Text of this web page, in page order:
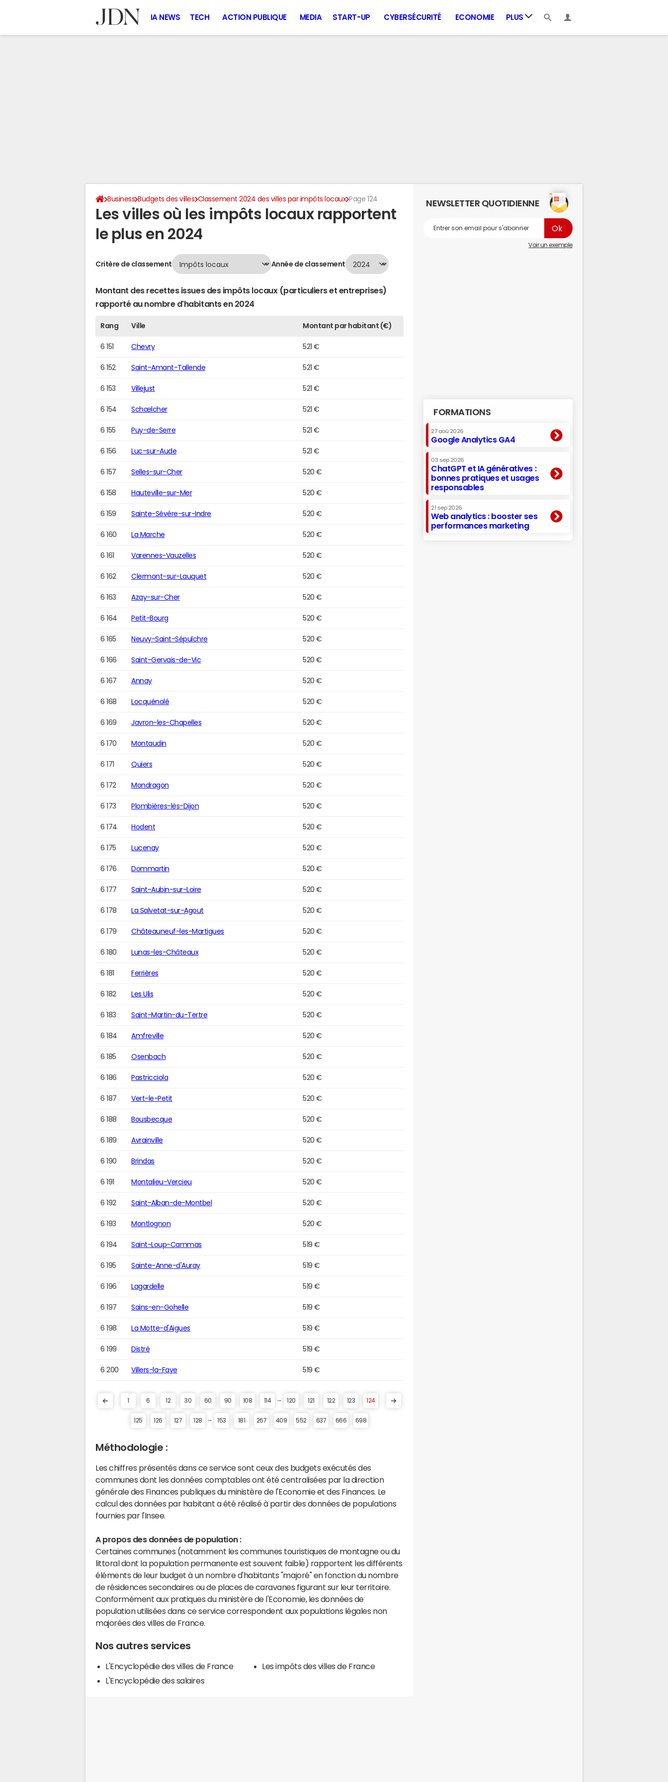
IA NEWS TECH ACTION PUBLIQUE MEDIA START-UP CYBERSÉCURITÉ ECONOMIE PLUS
Business Budgets des villes Classement 2024 des villes par impôts locaux Page 124
Les villes où les impôts locaux rapportent
le plus en 2024
Critère de classement Année de classement
Montant des recettes issues des impôts locaux (particuliers et entreprises)
rapporté au nombre d'habitants en 2024
Rang Ville Montant par habitant (€)
6 151 Chevry 521 €
6 152 Saint-Amant-Tallende 521 €
6 153 Villejust 521 €
6 154 Schœlcher 521 €
6 155 Puy-de-Serre 521 €
6 156 Luc-sur-Aude 521 €
6 157 Selles-sur-Cher 520 €
6 158 Hauteville-sur-Mer 520 €
6 159 Sainte-Sévère-sur-Indre 520 €
6 160 La Marche 520 €
6 161 Varennes-Vauzelles 520 €
6 162 Clermont-sur-Lauquet 520 €
6 163 Azay-sur-Cher 520 €
6 164 Petit-Bourg 520 €
6 165 Neuvy-Saint-Sépulchre 520 €
6 166 Saint-Gervais-de-Vic 520 €
6 167 Annay 520 €
6 168 Locquénolé 520 €
6 169 Javron-les-Chapelles 520 €
6 170 Montaudin 520 €
6 171 Quiers 520 €
6 172 Mondragon 520 €
6 173 Plombières-lès-Dijon 520 €
6 174 Hodent 520 €
6 175 Lucenay 520 €
6 176 Dommartin 520 €
6 177 Saint-Aubin-sur-Loire 520 €
6 178 La Salvetat-sur-Agout 520 €
6 179 Châteauneuf-les-Martigues 520 €
6 180 Lunas-les-Châteaux 520 €
6 181 Ferrières 520 €
6 182 Les Ulis 520 €
6 183 Saint-Martin-du-Tertre 520 €
6 184 Amfreville 520 €
6 185 Osenbach 520 €
6 186 Pastricciola 520 €
6 187 Vert-le-Petit 520 €
6 188 Bousbecque 520 €
6 189 Avrainville 520 €
6 190 Brindas 520 €
6 191 Montalieu-Vercieu 520 €
6 192 Saint-Alban-de-Montbel 520 €
6 193 Montlognon 520 €
6 194 Saint-Loup-Cammas 519 €
6 195 Sainte-Anne-d'Auray 519 €
6 196 Lagardelle 519 €
6 197 Sains-en-Gohelle 519 €
6 198 La Motte-d'Aigues 519 €
6 199 Distré 519 €
6 200 Villers-la-Faye 519 €
1 6 12 30 60 90 108 114 120 121 122 123 124
125 126 127 128 153 181 267 409 552 637 666 698
Méthodologie :
Les chiffres présentés dans ce service sont ceux des budgets exécutés des
communes dont les données comptables ont été centralisées par la direction
générale des Finances publiques du ministère de l'Economie et des Finances. Le
calcul des données par habitant a été réalisé à partir des données de populations
fournies par l'Insee.
A propos des données de population :
Certaines communes (notamment les communes touristiques de montagne ou du
littoral dont la population permanente est souvent faible) rapportent les différents
éléments de leur budget à un nombre d'habitants "majoré" en fonction du nombre
de résidences secondaires ou de places de caravanes figurant sur leur territoire.
Conformément aux pratiques du ministère de l'Economie, les données de
population utilisées dans ce service correspondent aux populations légales non
majorées des villes de France.
Nos autres services
L'Encyclopédie des villes de France
L'Encyclopédie des salaires
Les impôts des villes de France
NEWSLETTER QUOTIDIENNE
Voir un exemple
FORMATIONS
27 aoû 2026
Google Analytics GA4
03 sep 2026
ChatGPT et IA génératives :
bonnes pratiques et usages
responsables
21 sep 2026
Web analytics : booster ses
performances marketing